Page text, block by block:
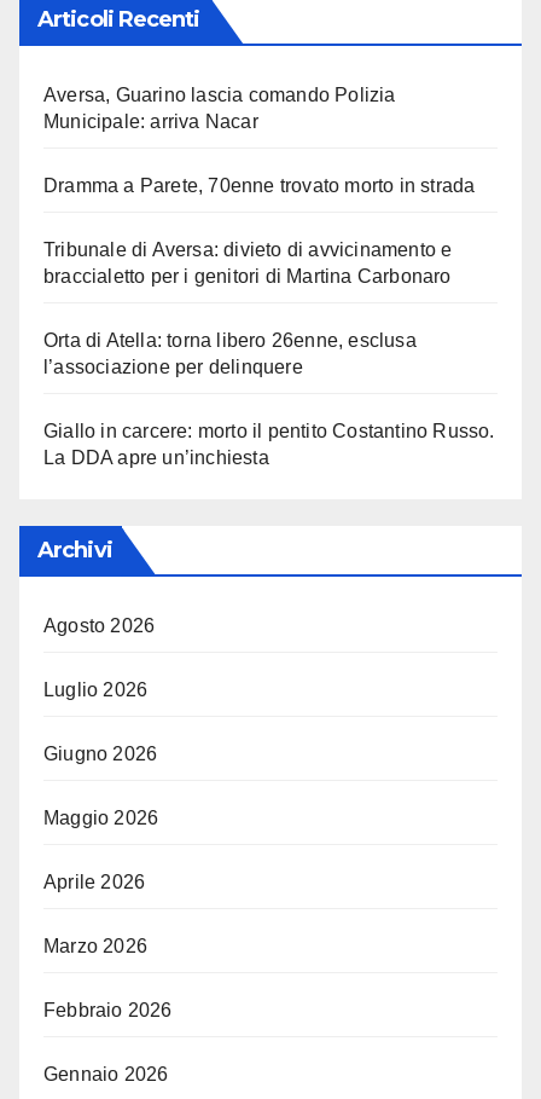
Articoli Recenti
Aversa, Guarino lascia comando Polizia
Municipale: arriva Nacar
Dramma a Parete, 70enne trovato morto in strada
Tribunale di Aversa: divieto di avvicinamento e
braccialetto per i genitori di Martina Carbonaro
Orta di Atella: torna libero 26enne, esclusa
l’associazione per delinquere
Giallo in carcere: morto il pentito Costantino Russo.
La DDA apre un’inchiesta
Archivi
Agosto 2026
Luglio 2026
Giugno 2026
Maggio 2026
Aprile 2026
Marzo 2026
Febbraio 2026
Gennaio 2026